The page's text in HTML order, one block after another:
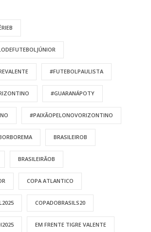
#FUTEBOLPAULISTA
#GUARANÁPOTY
#PAIXÃOPELONOVORIZONTINO
BRASILEIROB
BRASILEIRÃOB
COPA ATLANTICO
COPADOBRASILS20
EM FRENTE TIGRE VALENTE